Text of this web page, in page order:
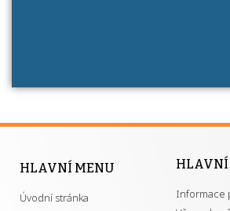
HLAVNÍ MENU
Úvodní stránka
HLAVNÍ
Informace